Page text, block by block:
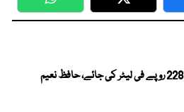
WhatsApp Twitter
پیٹرول کی قیمت 228 روپے فی لیٹر کی جائے، حافظ نعیم